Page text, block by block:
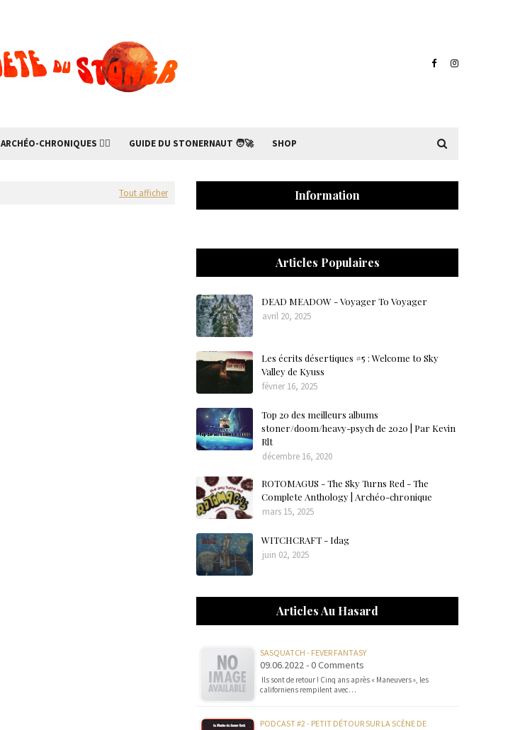
ARCHÉO-CHRONIQUES 🧙‍♂ GUIDE DU STONERNAUT 🧑‍🚀 SHOP
Tout afficher Information
Articles Populaires
DEAD MEADOW - Voyager To Voyager
avril 20, 2025
Les écrits désertiques #5 : Welcome to Sky
Valley de Kyuss
février 16, 2025
Top 20 des meilleurs albums
stoner/doom/heavy-psych de 2020 | Par Kevin
Rlt
décembre 16, 2020
ROTOMAGUS - The Sky Turns Red - The
Complete Anthology | Archéo-chronique
mars 15, 2025
WITCHCRAFT - Idag
juin 02, 2025
Articles Au Hasard
SASQUATCH - FEVER FANTASY
09.06.2022 - 0 Comments
Ils sont de retour ! Cinq ans après « Maneuvers », les
californiens rempilent avec…
PODCAST #2 - PETIT DÉTOUR SUR LA SCÈNE DE